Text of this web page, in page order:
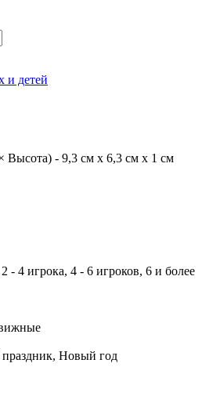
и детей
- 9,3 см х 6,3 см х 1 см
- 4 игрока, 4 - 6 игроков, 6 и более
Новый год